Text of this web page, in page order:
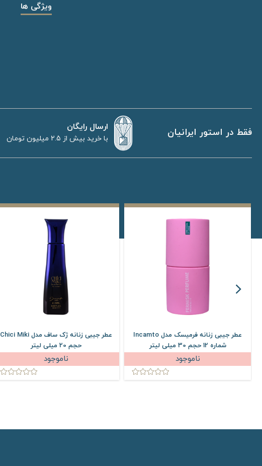
ویژگی ها
فقط در استور ایرانیان ارسال رایگان
با خرید بیش از 2.5 میلیون تومان
عطر جیبی زنانه فرمیسک مدل Incamto
شماره 12 حجم 30 میلی لیتر
ناموجود
عطر جیبی زنانه ژک ساف مدل Chici Miki
حجم 20 میلی لیتر
ناموجود